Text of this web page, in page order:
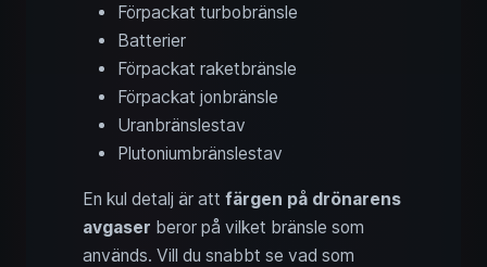
Förpackat turbobränsle
Batterier
Förpackat raketbränsle
Förpackat jonbränsle
Uranbränslestav
Plutoniumbränslestav
En kul detalj är att färgen på drönarens
avgaser beror på vilket bränsle som
används. Vill du snabbt se vad som